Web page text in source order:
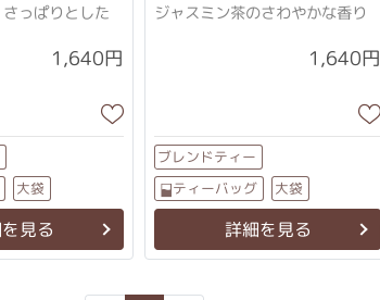
っぱりとした
1,640円
大袋
見る
ジャスミン茶のさわやかな香り
1,640円
ブレンドティー
ティーバッグ 大袋
詳細を見る